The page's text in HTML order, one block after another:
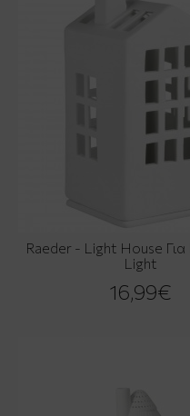
Raeder - Light House
Light
16,99€